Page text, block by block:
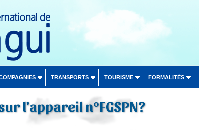
TRANSPORTS TOURISME FORMALITÉS
l'appareil n°FGSPN?